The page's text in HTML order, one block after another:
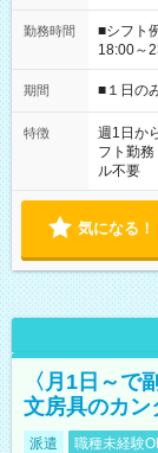
勤務時間
■シフト
18:00～
etc ★最短で3時間で5,120円のお仕事から 15時間で2万円近く稼
げるお仕事も！ ご希望のお時間に
ください
期間 ■１日の
特徴 週1日か
フト勤務
ル不要
気になる！
〈月1日～で
文房具のカン
派遣 職種未経験